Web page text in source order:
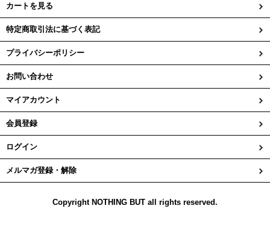
カートを見る
特定商取引法に基づく表記
プライバシーポリシー
お問い合わせ
マイアカウント
会員登録
ログイン
メルマガ登録・解除
Copyright NOTHING BUT all rights reserved.